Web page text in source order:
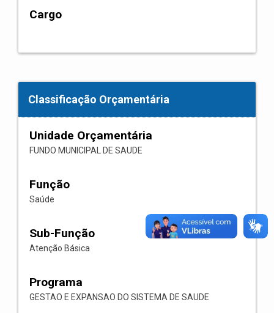
Cargo
Classificação Orçamentária
Unidade Orçamentária
FUNDO MUNICIPAL DE SAUDE
Função
Saúde
Sub-Função
Atenção Básica
Programa
GESTAO E EXPANSAO DO SISTEMA DE SAUDE